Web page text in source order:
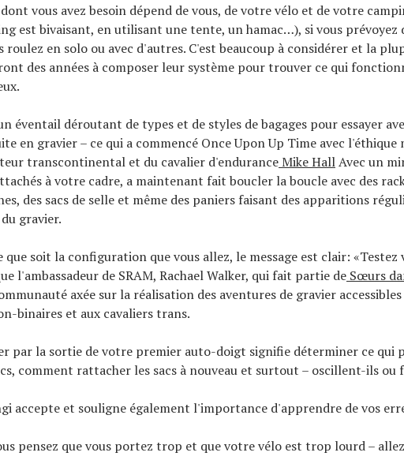
vous avez besoin dépend de vous, de votre vélo et de votre
est bivaisant, en utilisant une tente, un hamac…), si vous prévoyez
roulez en solo ou avec d'autres. C'est beaucoup à considérer et la
des années à composer leur système pour trouver ce qui
éventail déroutant de types et de styles de bagages pour essayer
en gravier – ce qui a commencé Once Upon Up Time avec l'éthique
transcontinental et du cavalier d'enduranceMike HallAvec un
à votre cadre, a maintenant fait boucler la boucle avec des
des sacs de selle et même des paniers faisant des apparitions
gravier.
que soit la configuration que vous allez, le message est clair: «Testez
l'ambassadeur de SRAM, Rachael Walker, qui fait partie de Sœurs
axée sur la réalisation des aventures de gravier
binaires et aux cavaliers trans.
par la sortie de votre premier auto-doigt signifie déterminer ce qui
comment rattacher les sacs à nouveau et surtout – oscillent-ils
accepte et souligne également l'importance d'apprendre de vos
pensez que vous portez trop et que votre vélo est trop lourd –